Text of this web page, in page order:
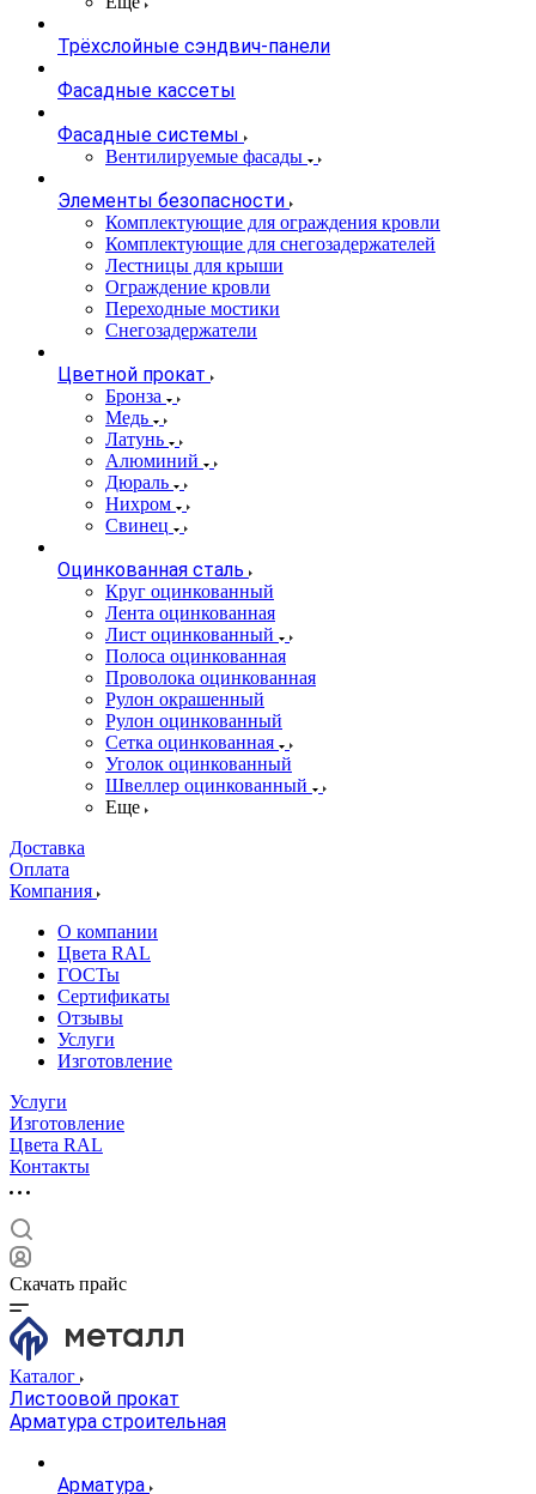
Трёхслойные сэндвич-панели
Фасадные кассеты
Фасадные системы
Вентилируемые фасады
Элементы безопасности
Комплектующие для ограждения кровли
Комплектующие для снегозадержателей
Лестницы для крыши
Ограждение кровли
Переходные мостики
Снегозадержатели
Цветной прокат
Бронза
Медь
Латунь
Алюминий
Дюраль
Нихром
Свинец
Оцинкованная сталь
Круг оцинкованный
Лента оцинкованная
Лист оцинкованный
Полоса оцинкованная
Проволока оцинкованная
Рулон окрашенный
Рулон оцинкованный
Сетка оцинкованная
Уголок оцинкованный
Швеллер оцинкованный
Еще
Доставка
Оплата
Компания
О компании
Цвета RAL
ГОСТы
Сертификаты
Отзывы
Услуги
Изготовление
Услуги
Изготовление
Цвета RAL
Контакты
Скачать прайс
Каталог
Листоовой прокат
Арматура строительная
Арматура